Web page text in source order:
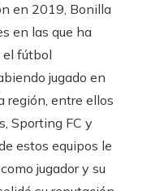
en 2019, Bonilla
en las que ha
el fútbol
jugado en
región, entre ellos
Sporting FC y
estos equipos le
jugador y su